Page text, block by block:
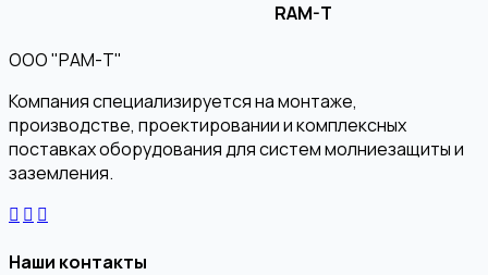
RAM-T
ООО "РАМ-Т"
Компания специализируется на монтаже,
производстве, проектировании и комплексных
поставках оборудования для систем молниезащиты и
заземления.
Наши контакты